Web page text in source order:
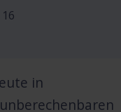
in